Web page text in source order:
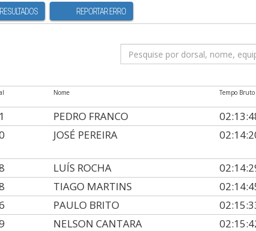
REPORTAR ERRO
Nome Tempo Bruto
PEDRO FRANCO
JOSÉ PEREIRA
LUÍS ROCHA
TIAGO MARTINS
PAULO BRITO
NELSON CANTARA